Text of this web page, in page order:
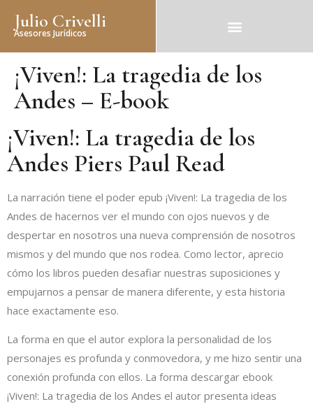
Julio Crivelli
Asesores Jurídicos
¡Viven!: La tragedia de los
Andes – E-book
¡Viven!: La tragedia de los
Andes Piers Paul Read
La narración tiene el poder epub ¡Viven!: La tragedia de los
Andes de hacernos ver el mundo con ojos nuevos y de
despertar en nosotros una nueva comprensión de nosotros
mismos y del mundo que nos rodea. Como lector, aprecio
cómo los libros pueden desafiar nuestras suposiciones y
empujarnos a pensar de manera diferente, y esta historia
hace exactamente eso.
La forma en que el autor explora la personalidad de los
personajes es profunda y conmovedora, y me hizo sentir una
conexión profunda con ellos. La forma descargar ebook
¡Viven!: La tragedia de los Andes el autor presenta ideas